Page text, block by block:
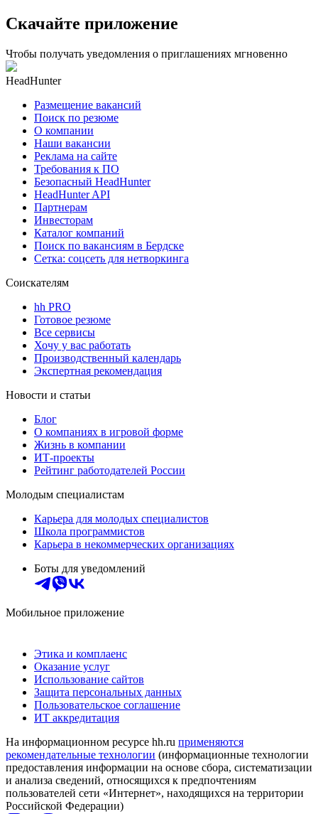
Скачайте приложение
Чтобы получать уведомления о приглашениях мгновенно
HeadHunter
Размещение вакансий
Поиск по резюме
О компании
Наши вакансии
Реклама на сайте
Требования к ПО
Безопасный HeadHunter
HeadHunter API
Партнерам
Инвесторам
Каталог компаний
Поиск по вакансиям в Бердске
Сетка: соцсеть для нетворкинга
Соискателям
hh PRO
Готовое резюме
Все сервисы
Хочу у вас работать
Производственный календарь
Экспертная рекомендация
Новости и статьи
Блог
О компаниях в игровой форме
Жизнь в компании
ИТ-проекты
Рейтинг работодателей России
Молодым специалистам
Карьера для молодых специалистов
Школа программистов
Карьера в некоммерческих организациях
Боты для уведомлений
Мобильное приложение
Этика и комплаенс
Оказание услуг
Использование сайтов
Защита персональных данных
Пользовательское соглашение
ИТ аккредитация
На информационном ресурсе hh.ru применяются
рекомендательные технологии (информационные технологии
предоставления информации на основе сбора, систематизации
и анализа сведений, относящихся к предпочтениям
пользователей сети «Интернет», находящихся на территории
Российской Федерации)